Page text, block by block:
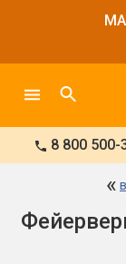
8 800 500-
«